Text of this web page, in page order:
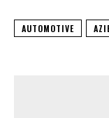
AUTOMOTIVE